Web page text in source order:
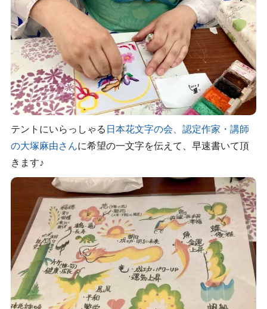
テントにいらっしゃる 日本花文字の会、認定作家・講師
の大塚麻由さんに希望の一文字を伝えて、早速書いて頂
きます♪